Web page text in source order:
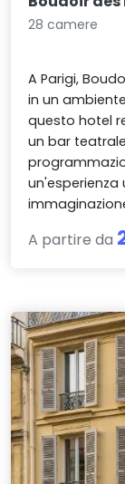
28 camere
A Parigi,
in un
questo hotel
un bar
A partire da